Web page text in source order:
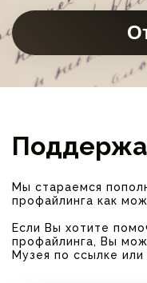
Мы стараемся
профайлинга как
Если Вы хотите
профайлинга, Вы
Музея по ссылке или